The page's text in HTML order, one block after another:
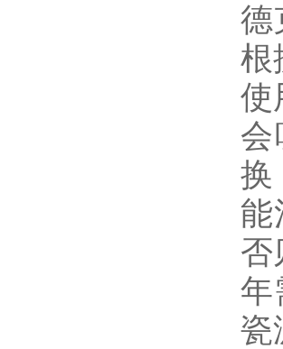
德
根
使
换
能
否
年
瓷